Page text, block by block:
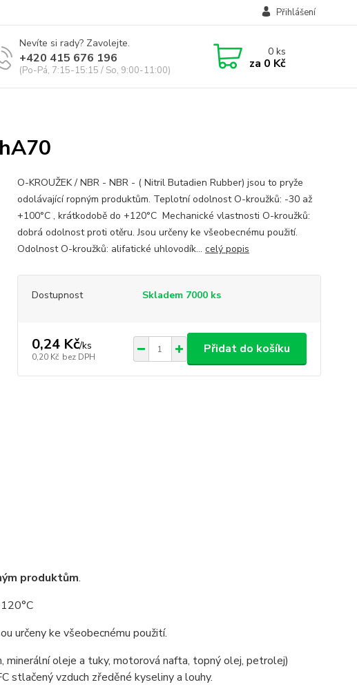
Přihlášení
Nevíte si rady? Zavolejte.
+420 415 676 196
(Po-Pá, 7:15-15:15 / So, 9:00-11:00)
0ks
za 0 Kč
O-KROUŽEK / NBR - NBR - ( Nitril Butadien Rubber) jsou to pryže
odolávající ropným produktům. Teplotní odolnost O-kroužků: -30 až
+100°C , krátkodobě do +120°C Mechanické vlastnosti O-kroužků:
dobrá odolnost proti otěru. Jsou určeny ke všeobecnému použití.
Odolnost O-kroužků: alifatické uhlovodík... celý popis
Dostupnost Skladem 7000 ks
0,24 Kč/ks
0,20 Kč bez DPH
Přidat do košíku
produktům.
určeny ke všeobecnému použití.
minerální oleje a tuky, motorová nafta, topný olej, petrolej)
stlačený vzduch zředěné kyseliny a louhy.